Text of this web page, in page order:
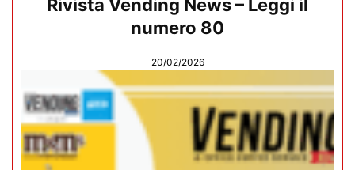
Rivista Vending News – Leggi il
numero 80
20/02/2026